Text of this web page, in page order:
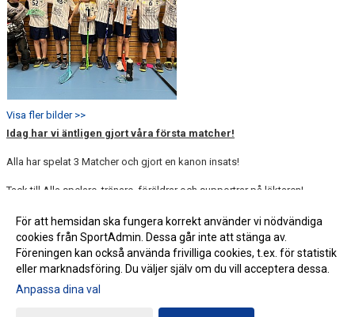
Visa fler bilder >>
Idag har vi äntligen gjort våra första matcher!
Alla har spelat 3 Matcher och gjort en kanon insats!
Tack till Alla spelare, tränare, föräldrar och supportrar på läktaren!
Här kommer lite bilder på vår matchdag!
Gå till Webbversion
För att hemsidan ska fungera korrekt använder vi nödvändiga
cookies från SportAdmin. Dessa går inte att stänga av.
Föreningen kan också använda frivilliga cookies, t.ex. för statistik
eller marknadsföring. Du väljer själv om du vill acceptera dessa.
Anpassa dina val